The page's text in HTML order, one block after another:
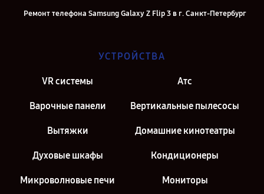
Ремонт телефона Samsung Galaxy Z Flip 3 в г. Санкт-Петербург
УСТРОЙСТВА
VR системы Атс
Варочные панели Вертикальные пылесосы
Вытяжки Домашние кинотеатры
Духовые шкафы Кондиционеры
Микроволновые печи Мониторы